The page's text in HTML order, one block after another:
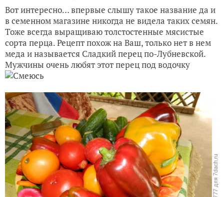
Вот интересно… впервые слышу такое название да и
в семенном магазине никогда не видела таких семян.
Тоже всегда выращиваю толстостенные мясистые
сорта перца. Рецепт похож на Ваш, только нет в нем
меда и называется Сладкий перец по-Лубневской.
Мужчины очень любят этот перец под водочку